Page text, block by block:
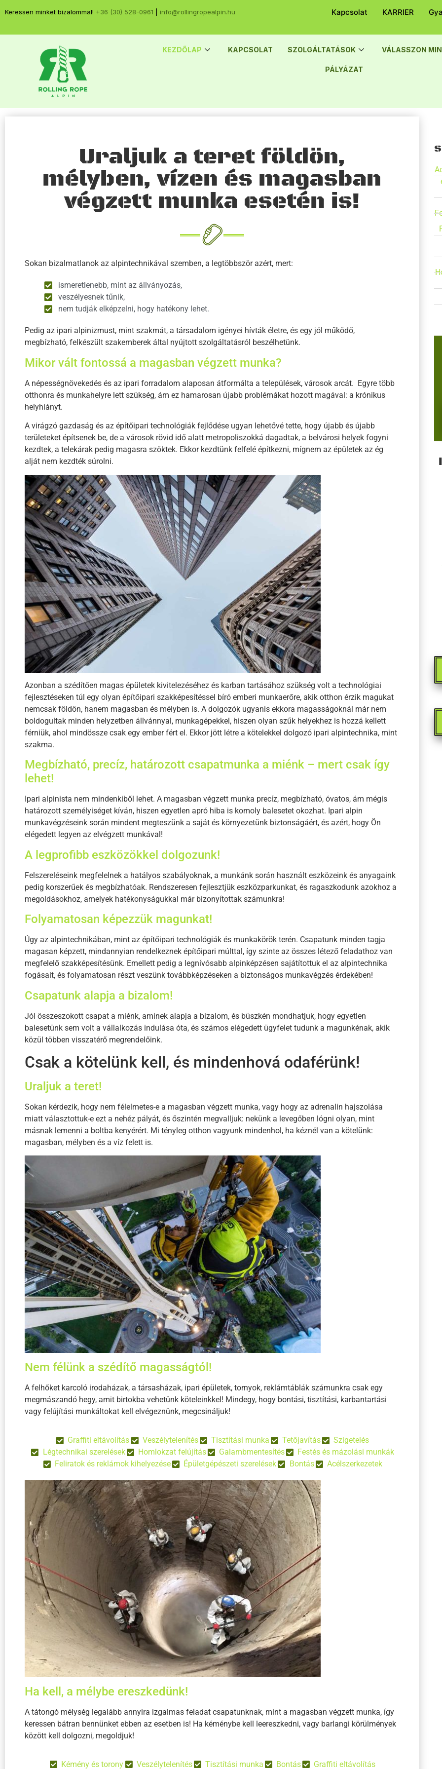
Keressen minket bizalommal! +36 (30) 528-0961 info@rollingropealpin.hu Kapcsolat KARRIER
KEZDŐLAP KAPCSOLAT SZOLGÁLTATÁSOK VÁLASSZON
PÁLYÁZAT
Uraljuk a teret földön,
mélyben, vízen és magasban
végzett munka esetén is!
Sokan bizalmatlanok az alpintechnikával szemben, a legtöbbször azért, mert:
ismeretlenebb, mint az állványozás,
veszélyesnek tűnik,
nem tudják elképzelni, hogy hatékony lehet.
Pedig az ipari alpinizmust, mint szakmát, a társadalom igényei hívták életre, és egy jól működő,
megbízható, felkészült szakemberek által nyújtott szolgáltatásról beszélhetünk.
Mikor vált fontossá a magasban végzett munka?
A népességnövekedés és az ipari forradalom alaposan átformálta a települések, városok arcát. Egyre több
otthonra és munkahelyre lett szükség, ám ez hamarosan újabb problémákat hozott magával: a krónikus
helyhiányt.
A virágzó gazdaság és az építőipari technológiák fejlődése ugyan lehetővé tette, hogy újabb és újabb
területeket építsenek be, de a városok rövid idő alatt metropoliszokká dagadtak, a belvárosi helyek fogyni
kezdtek, a telekárak pedig magasra szöktek. Ekkor kezdtünk felfelé építkezni, mígnem az épületek az ég
alját nem kezdték súrolni.
Azonban a szédítően magas épületek kivitelezéséhez és karban tartásához szükség volt a technológiai
fejlesztéseken túl egy olyan építőipari szakképesítéssel bíró emberi munkaerőre, akik otthon érzik magukat
nemcsak földön, hanem magasban és mélyben is. A dolgozók ugyanis ekkora magasságoknál már nem
boldogultak minden helyzetben állvánnyal, munkagépekkel, hiszen olyan szűk helyekhez is hozzá kellett
férniük, ahol mindössze csak egy ember fért el. Ekkor jött létre a kötelekkel dolgozó ipari alpintechnika, mint
szakma.
Megbízható, precíz, határozott csapatmunka a miénk – mert csak így
lehet!
Ipari alpinista nem mindenkiből lehet. A magasban végzett munka precíz, megbízható, óvatos, ám mégis
határozott személyiséget kíván, hiszen egyetlen apró hiba is komoly balesetet okozhat. Ipari alpin
munkavégzéseink során mindent megteszünk a saját és környezetünk biztonságáért, és azért, hogy Ön
elégedett legyen az elvégzett munkával!
A legprofibb eszközökkel dolgozunk!
Felszereléseink megfelelnek a hatályos szabályoknak, a munkánk során használt eszközeink és anyagaink
pedig korszerűek és megbízhatóak. Rendszeresen fejlesztjük eszközparkunkat, és ragaszkodunk azokhoz a
megoldásokhoz, amelyek hatékonyságukkal már bizonyítottak számunkra!
Folyamatosan képezzük magunkat!
Úgy az alpintechnikában, mint az építőipari technológiák és munkakörök terén. Csapatunk minden tagja
magasan képzett, mindannyian rendelkeznek építőipari múlttal, így szinte az összes létező feladathoz van
megfelelő szakképesítésünk. Emellett pedig a legnívósabb alpinképzésen sajátítottuk el az alpintechnika
fogásait, és folyamatosan részt veszünk továbbképzéseken a biztonságos munkavégzés érdekében!
Csapatunk alapja a bizalom!
Jól összeszokott csapat a miénk, aminek alapja a bizalom, és büszkén mondhatjuk, hogy egyetlen
balesetünk sem volt a vállalkozás indulása óta, és számos elégedett ügyfelet tudunk a magunkénak, akik
közül többen visszatérő megrendelőink.
Csak a kötelünk kell, és mindenhová odaférünk!
Uraljuk a teret!
Sokan kérdezik, hogy nem félelmetes-e a magasban végzett munka, vagy hogy az adrenalin hajszolása
miatt választottuk-e ezt a nehéz pályát, és őszintén megvalljuk: nekünk a levegőben lógni olyan, mint
másnak lemenni a boltba kenyérért. Mi tényleg otthon vagyunk mindenhol, ha kéznél van a kötelünk:
magasban, mélyben és a víz felett is.
Nem félünk a szédítő magasságtól!
A felhőket karcoló irodaházak, a társasházak, ipari épületek, tornyok, reklámtáblák számunkra csak egy
megmászandó hegy, amit birtokba vehetünk köteleinkkel! Mindegy, hogy bontási, tisztítási, karbantartási
vagy felújítási munkáltokat kell elvégeznünk, megcsináljuk!
Graffiti eltávolítás Veszélytelenítés Tisztítási munka Tetőjavítás
Szigetelés
Légtechnikai szerelések
Homlokzat felújítás Galambmentesítés
Festés és mázolási munkák
Feliratok és reklámok kihelyezése
Épületgépészeti szerelések Bontás Acélszerkezetek
Ha kell, a mélybe ereszkedünk!
A tátongó mélység legalább annyira izgalmas feladat csapatunknak, mint a magasban végzett munka, így
keressen bátran bennünket ebben az esetben is! Ha kéménybe kell leereszkedni, vagy barlangi körülmények
között kell dolgozni, megoldjuk!
Kémény és torony Veszélytelenítés Tisztítási munka Bontás Graffiti eltávolítás
Egy vagyon spóroltam meg
azzal, hogy nem kellett
felállványoztatnom az
épületet. És így hamarabb
is készen lett a felújítás.
RITTER ÁKOS
INGATLANFENNTARTÁSI
VEZETŐ